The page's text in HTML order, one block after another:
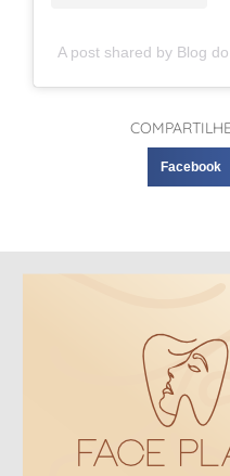
A post shared by Blog
Facebook